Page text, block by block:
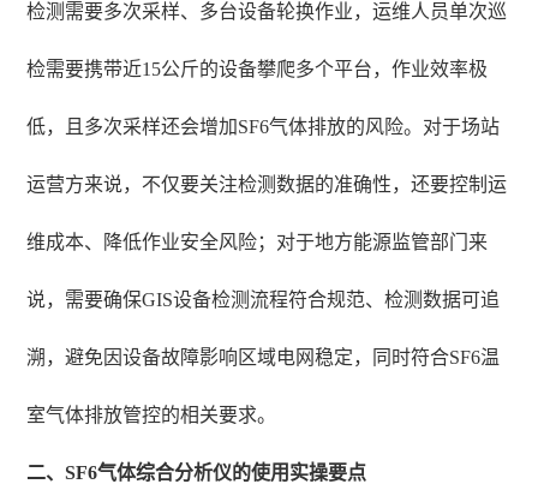
检测需要多次采样、多台设备轮换作业，运维人员单次巡
检需要携带近15公斤的设备攀爬多个平台，作业效率极
低，且多次采样还会增加SF6气体排放的风险。对于场站
运营方来说，不仅要关注检测数据的准确性，还要控制运
维成本、降低作业安全风险；对于地方能源监管部门来
说，需要确保GIS设备检测流程符合规范、检测数据可追
溯，避免因设备故障影响区域电网稳定，同时符合SF6温
室气体排放管控的相关要求。
二、SF6气体综合分析仪的使用实操要点